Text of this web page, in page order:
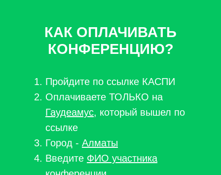
КАК ОПЛАЧИВАТЬ
КОНФЕРЕНЦИЮ?
Пройдите по ссылке КАСПИ
Оплачиваете ТОЛЬКО на
Гаудеамус, который вышел по
ссылке
Город - Алматы
Введите ФИО участника